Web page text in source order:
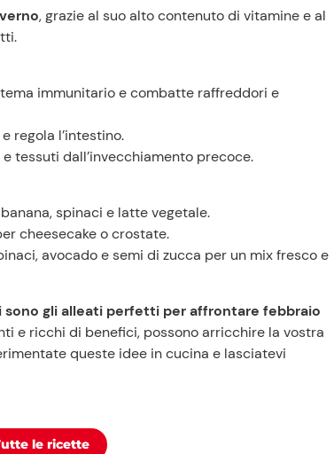
, grazie al suo alto contenuto di vitamine e al
immunitario e combatte raffreddori e
regola l’intestino.
tessuti dall’invecchiamento precoce.
spinaci e latte vegetale.
cheesecake o crostate.
avocado e semi di zucca per un mix fresco e
sono gli alleati perfetti per affrontare febbraio
e ricchi di benefici, possono arricchire la vostra
queste idee in cucina e lasciatevi
le ricette